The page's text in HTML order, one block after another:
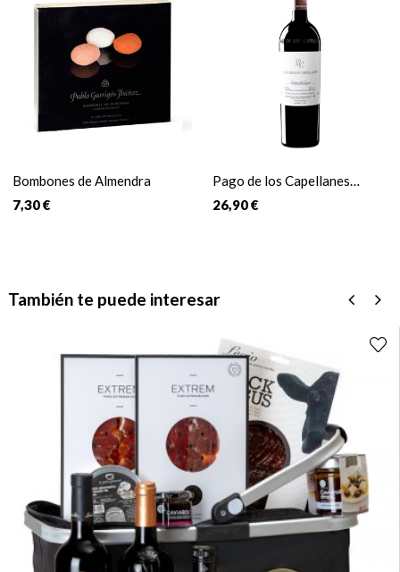
Bombones de Almendra
7,30 €
Pago de los Capellanes
Crianza
26,90 €
También te puede interesar
›